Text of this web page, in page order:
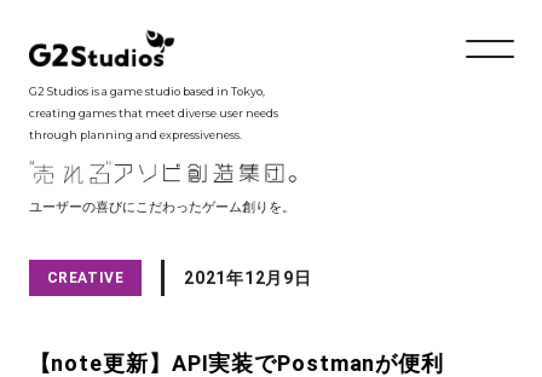
G2 Studios is a game studio based in Tokyo,
creating games that meet diverse user needs
through planning and expressiveness.
ユーザーの喜びにこだわったゲーム創りを。
CREATIVE 2021年12月9日
【note更新】API実装でPostmanが便利